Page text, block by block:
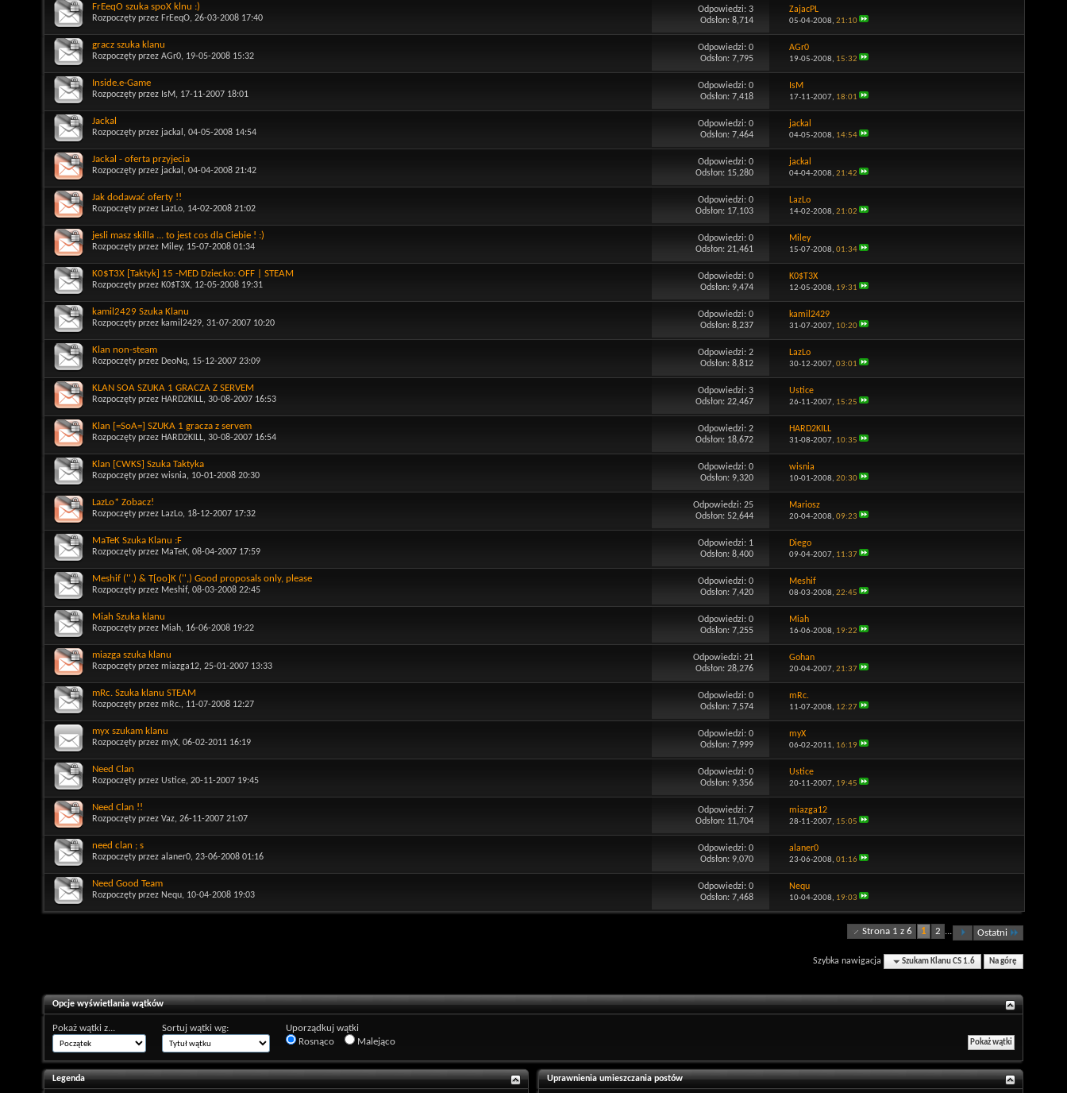
FrEeqO szuka spoX klnu :)
Rozpoczęty przez FrEeqO, 26-03-2008 17:40
Odpowiedzi:3
Odsłon: 8,714
ZajacPL
05-04-2008, 21:10
gracz szuka klanu
Rozpoczęty przez AGr0, 19-05-2008 15:32
Odpowiedzi:0
Odsłon: 7,795
AGr0
19-05-2008, 15:32
Inside.e-Game
Rozpoczęty przez IsM, 17-11-2007 18:01
Odpowiedzi:0
Odsłon: 7,418
IsM
17-11-2007, 18:01
Jackal
Rozpoczęty przez jackal , 04-05-2008 14:54
Odpowiedzi:0
Odsłon: 7,464
jackal
04-05-2008, 14:54
Jackal - oferta przyjecia
Rozpoczęty przez jackal , 04-04-2008 21:42
Odpowiedzi:0
Odsłon: 15,280
jackal
04-04-2008, 21:42
Jak dodawać oferty !!
Rozpoczęty przez LazLo, 14-02-2008 21:02
Odpowiedzi:0
Odsłon: 17,103
LazLo
14-02-2008, 21:02
jesli masz skilla ... to jest cos dla Ciebie ! :)
Rozpoczęty przez Miley, 15-07-2008 01:34
Odpowiedzi:0
Odsłon: 21,461
Miley
15-07-2008, 01:34
K0$T3X [Taktyk] 15 -MED Dziecko: OFF | STEAM
Rozpoczęty przez K0$T3X, 12-05-2008 19:31
Odpowiedzi:0
Odsłon: 9,474
K0$T3X
12-05-2008, 19:31
kamil2429 Szuka Klanu
Rozpoczęty przez kamil2429, 31-07-2007 10:20
Odpowiedzi:0
Odsłon: 8,237
kamil2429
31-07-2007, 10:20
Klan non-steam
Rozpoczęty przez DeoNq, 15-12-2007 23:09
Odpowiedzi:2
Odsłon: 8,812
LazLo
30-12-2007, 03:01
KLAN SOA SZUKA 1 GRACZA Z SERVEM
Rozpoczęty przez HARD2KILL, 30-08-2007 16:53
Odpowiedzi:3
Odsłon: 22,467
Ustice
26-11-2007, 15:25
Klan [=SoA=] SZUKA 1 gracza z servem
Rozpoczęty przez HARD2KILL, 30-08-2007 16:54
Odpowiedzi:2
Odsłon: 18,672
HARD2KILL
31-08-2007, 10:35
Klan [CWKS] Szuka Taktyka
Rozpoczęty przez wisnia, 10-01-2008 20:30
Odpowiedzi:0
Odsłon: 9,320
wisnia
10-01-2008, 20:30
LazLo* Zobacz!
Rozpoczęty przez LazLo, 18-12-2007 17:32
Odpowiedzi:25
Odsłon: 52,644
Mariosz
20-04-2008, 09:23
MaTeK Szuka Klanu :F
Rozpoczęty przez MaTeK, 08-04-2007 17:59
Odpowiedzi: 1
Odsłon: 8,400
Diego
09-04-2007, 11:37
Meshif (''.) & T[oo]K ('',) Good proposals only, please
Rozpoczęty przez Meshif, 08-03-2008 22:45
Odpowiedzi:0
Odsłon: 7,420
Meshif
08-03-2008, 22:45
Miah Szuka klanu
Rozpoczęty przez Miah, 16-06-2008 19:22
Odpowiedzi:0
Odsłon: 7,255
Miah
16-06-2008, 19:22
miazga szuka klanu
Rozpoczęty przez miazga12, 25-01-2007 13:33
Odpowiedzi:21
Odsłon: 28,276
Gohan
20-04-2007, 21:37
mRc. Szuka klanu STEAM
Rozpoczęty przez mRc., 11-07-2008 12:27
Odpowiedzi:0
Odsłon: 7,574
mRc.
11-07-2008, 12:27
myx szukam klanu
Rozpoczęty przez myX, 06-02-2011 16:19
Odpowiedzi:0
Odsłon: 7,999
myX
06-02-2011, 16:19
Need Clan
Rozpoczęty przez Ustice, 20-11-2007 19:45
Odpowiedzi:0
Odsłon: 9,356
Ustice
20-11-2007, 19:45
Need Clan !!
Rozpoczęty przez Vaz, 26-11-2007 21:07
Odpowiedzi:7
Odsłon: 11,704
miazga12
28-11-2007, 15:05
need clan ; s
Rozpoczęty przez alaner0, 23-06-2008 01:16
Odpowiedzi:0
Odsłon: 9,070
alaner0
23-06-2008, 01:16
Need Good Team
Rozpoczęty przez Nequ, 10-04-2008 19:03
Odpowiedzi:0
Odsłon: 7,468
Nequ
10-04-2008, 19:03
Strona 1 z 6 1 2 ... Ostatni
Szybka nawigacja Szukam Klanu CS 1.6 Na górę
Opcje wyświetlania wątków
Pokaż wątki z... Sortuj wątki wg:
Uporządkuj wątki
Rosnąco
Malejąco
Legenda Uprawnienia umieszczania postów